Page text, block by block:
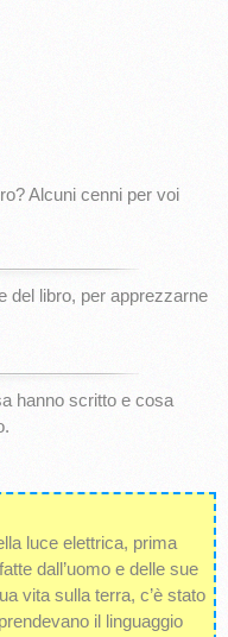
Alcuni cenni per voi
del libro, per apprezzarne
hanno scritto e cosa
luce elettrica, prima
dall’uomo e delle sue
vita sulla terra, c’è stato
il linguaggio